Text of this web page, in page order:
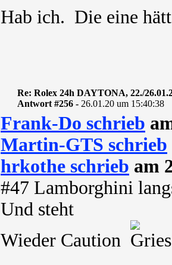
Hab ich. Die eine
Re: Rolex 24h DAYTONA, 22./
Antwort #256 - 26.01.20 um 15:40:38
Frank-Do schrieb
Martin-GTS schrieb
hrkothe schrieb am
#47 Lamborghini
Und steht
Wieder Caution